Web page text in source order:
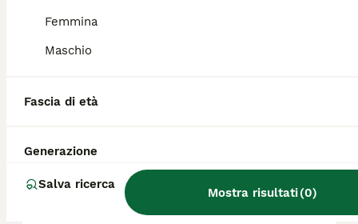
Femmina
Maschio
Fascia di età
Generazione
Salva ricerca
Mostra risultati(0)
reputazione dell'allevatore e la posizione.
Pastore Australiano?
Quali sono i difetti del
Pastore Australiano?